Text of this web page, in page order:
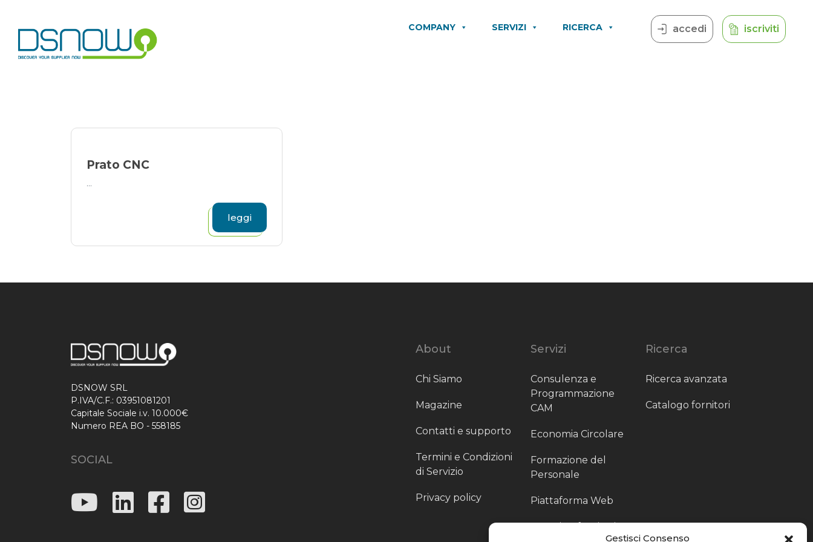
Gestisci Consenso
content
COMPANY SERVIZI RICERCA accedi iscriviti
Prato CNC
...
leggi
DSNOW SRL
P.IVA/C.F.: 03951081201
Capitale Sociale i.v. 10.000€
Numero REA BO - 558185
SOCIAL
About
Chi Siamo
Magazine
Contatti e supporto
Termini e Condizioni
di Servizio
Privacy policy
Servizi
Consulenza e
Programmazione
CAM
Economia Circolare
Formazione del
Personale
Piattaforma Web
Scouting fornitori
Ricerca
Ricerca avanzata
Catalogo fornitori